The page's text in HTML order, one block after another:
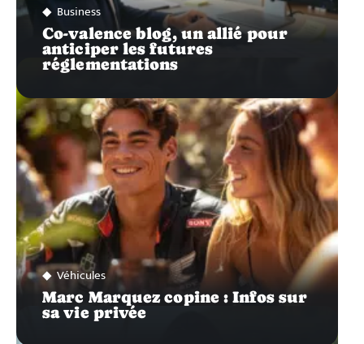
Business
Co-valence blog, un allié pour
anticiper les futures
réglementations
Véhicules
Marc Marquez copine : Infos sur
sa vie privée